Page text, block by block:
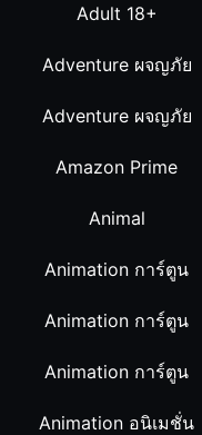
Adult 18+
Adventure ผจญภัย
Adventure ผจญภัย
Amazon Prime
Animal
Animation การ์ตูน
Animation การ์ตูน
Animation การ์ตูน
Animation อนิเมชั่น